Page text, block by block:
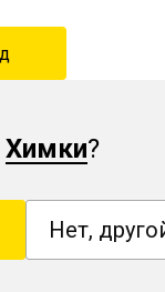
Химки?
Нет,